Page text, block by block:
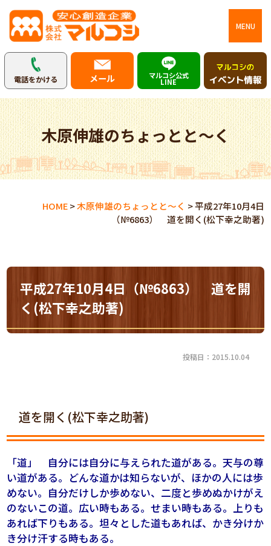
MENU
電話をかける メール マルコシ公式
LINE
木原伸雄のちょっとと～く
HOME>木原伸雄のちょっとと～く >平成27年10月4日
（№6863） 道を開く(松下幸之助著)
平成27年10月4日（№6863） 道を開
く(松下幸之助著)
投稿日：2015.10.04
道を開く(松下幸之助著)
「道」 自分には自分に与えられた道がある。天与の尊
い道がある。どんな道かは知らないが、ほかの人には歩
めない。自分だけしか歩めない、二度と歩めぬかけがえ
のないこの道。広い時もある。せまい時もある。上りも
あれば下りもある。坦々とした道もあれば、かき分けか
き分け汗する時もある。